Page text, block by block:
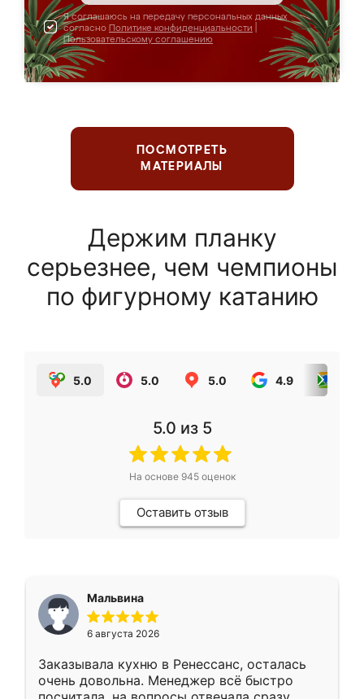
Я соглашаюсь на передачу персональных данных
согласно Политике конфиденциальности
Пользовательскому соглашению
ПОСМОТРЕТЬ
МАТЕРИАЛЫ
Держим планку
серьезнее, чем чемпионы
по фигурному катанию
5.0 5.0 5.0 4.9
5.0 из 5
На основе 945оценок
Оставить отзыв
Мальвина
6 августа 2026
Заказывала кухню в Ренессанс, осталась
очень довольна. Менеджер всё быстро